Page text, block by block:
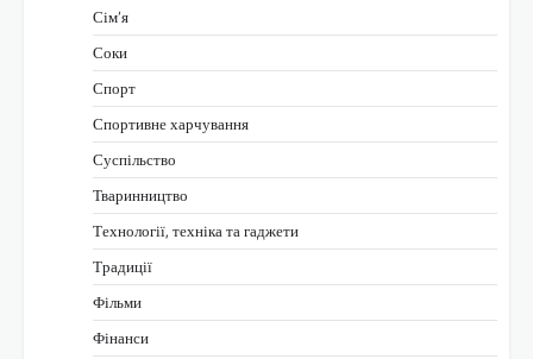
Сім’я
Соки
Спорт
Спортивне харчування
Суспільство
Тваринництво
Технології, техніка та гаджети
Традиції
Фільми
Фінанси